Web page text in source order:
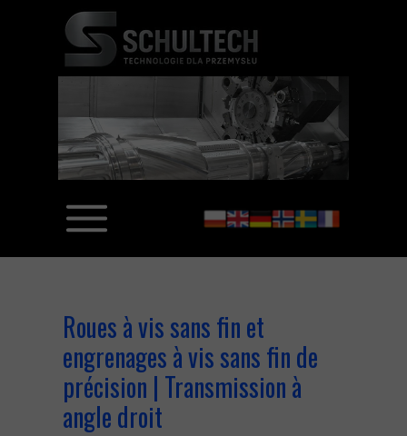
Roues à vis sans fin et
engrenages à vis sans fin de
précision | Transmission à
angle droit